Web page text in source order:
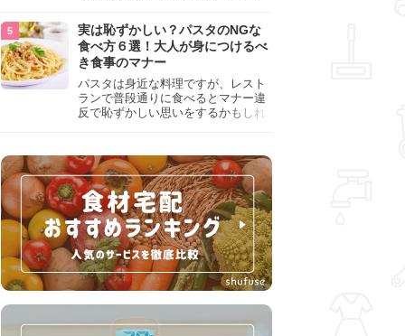
真は個人情報が詰まっているので、
ただ丸めただけの状態で捨ててしま
うのは危険です。写真にすべきでは
ない捨て方をまとめているので、ぜ
ひチェックしておきましょう。
実は恥ずかしい？パスタのNGな
食べ方６選！大人が身につけるべ
き食事のマナー
パスタは身近な料理ですが、レスト
ランで普段通りに食べるとマナー違
反で恥ずかしい思いをするかもしれ
して、正しい食べ方を確認しましょ
う。大人の嗜みとして知っておきた
い新常識を解説します。